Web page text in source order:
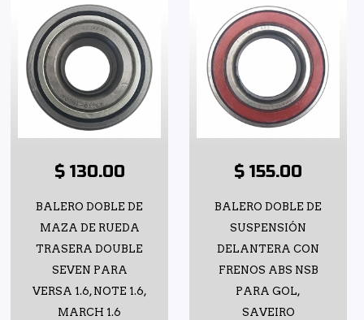
$ 130.00
BALERO DOBLE DE
MAZA DE RUEDA
TRASERA DOUBLE
SEVEN PARA
VERSA 1.6, NOTE 1.6,
MARCH 1.6
$ 155.00
BALERO DOBLE DE
SUSPENSIÓN
DELANTERA CON
FRENOS ABS NSB
PARA GOL,
SAVEIRO